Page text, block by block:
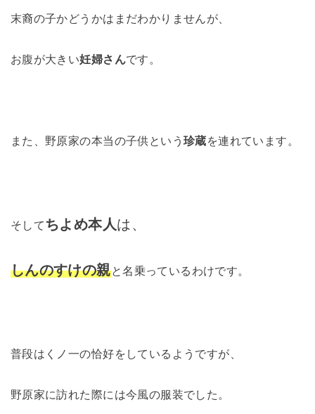
末裔の子かどうかはまだわかりませんが、
お腹が大きい妊婦さんです。
また、野原家の本当の子供という珍蔵を連れています。
そして ちよめ本人は、
しんのすけの親と名乗っているわけです。
普段はくノ一の恰好をしているようですが、
野原家に訪れた際には今風の服装でした。